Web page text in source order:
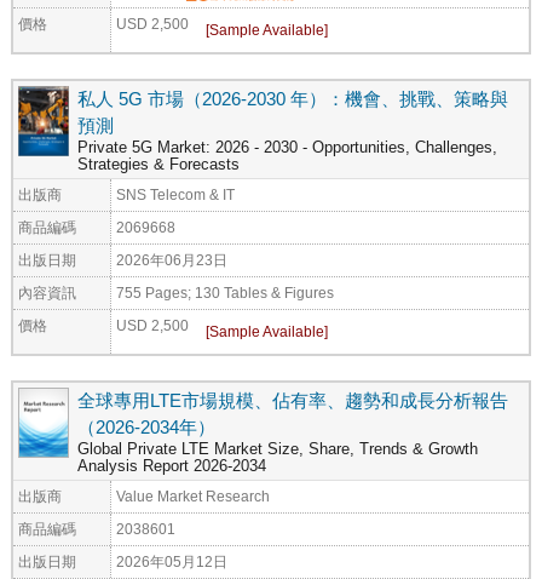
價格 USD 2,500
私人 5G 市場（2026-2030 年）：機會、挑戰、策略與
預測
Private 5G Market: 2026 - 2030 - Opportunities, Challenges,
Strategies & Forecasts
出版商 SNS Telecom & IT
商品編碼 2069668
出版日期 2026年06月23日
內容資訊 755 Pages; 130 Tables & Figures
價格 USD 2,500
全球專用LTE市場規模、佔有率、趨勢和成長分析報告
（2026-2034年）
Global Private LTE Market Size, Share, Trends & Growth
Analysis Report 2026-2034
出版商 Value Market Research
商品編碼 2038601
出版日期 2026年05月12日